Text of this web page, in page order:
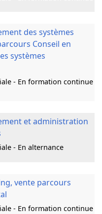
des systèmes
Conseil en
systèmes
- En formation continue
et administration
- En alternance
vente parcours
- En formation continue